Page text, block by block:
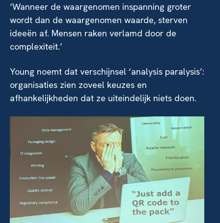
‘Wanneer de waargenomen inspanning groter
wordt dan de waargenomen waarde, sterven
ideeën af. Mensen raken verlamd door de
complexiteit.’
Young noemt dat verschijnsel ‘analysis paralysis’:
organisaties zien zoveel keuzes en
afhankelijkheden dat ze uiteindelijk niets doen.